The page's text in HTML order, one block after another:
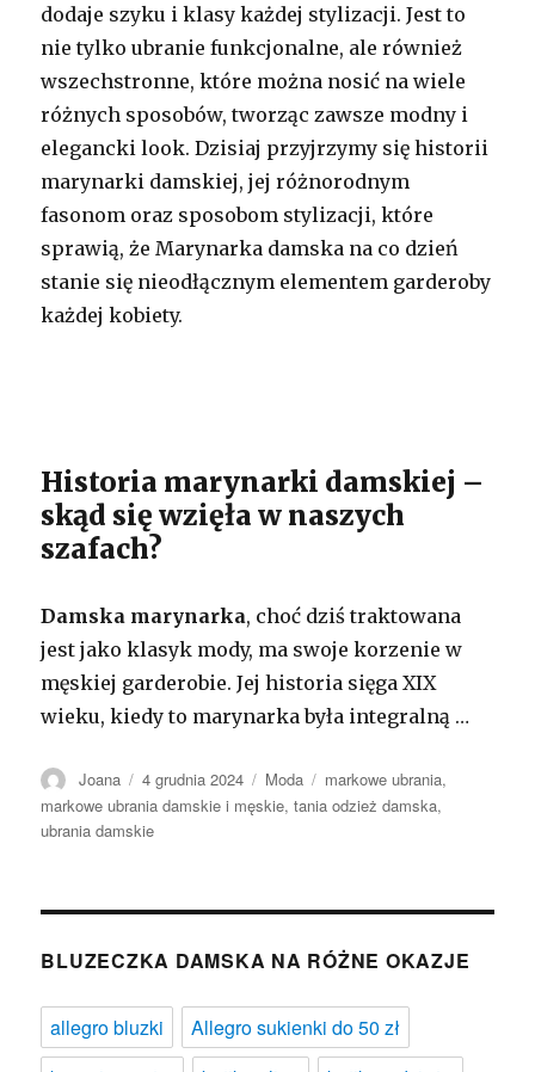
dodaje szyku i klasy każdej stylizacji. Jest to
nie tylko ubranie funkcjonalne, ale również
wszechstronne, które można nosić na wiele
różnych sposobów, tworząc zawsze modny i
elegancki look. Dzisiaj przyjrzymy się historii
marynarki damskiej, jej różnorodnym
fasonom oraz sposobom stylizacji, które
sprawią, że Marynarka damska na co dzień
stanie się nieodłącznym elementem garderoby
każdej kobiety.
Historia marynarki damskiej –
skąd się wzięła w naszych
szafach?
Damska marynarka, choć dziś traktowana
jest jako klasyk mody, ma swoje korzenie w
męskiej garderobie. Jej historia sięga XIX
wieku, kiedy to marynarka była integralną …
Autor
Joana Opublikowano
4 grudnia 2024 Kategorie
Moda Tagi
markowe ubrania,
markowe ubrania damskie i męskie,tania odzież damska,
ubrania damskie
BLUZECZKA DAMSKA NA RÓŻNE OKAZJE
allegro bluzki
Allegro sukienki do 50 zł